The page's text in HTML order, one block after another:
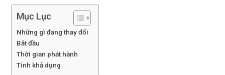
Mục Lục
Những gì đang thay đổi
Bắt đầu
Thời gian phát hành
Tính khả dụng